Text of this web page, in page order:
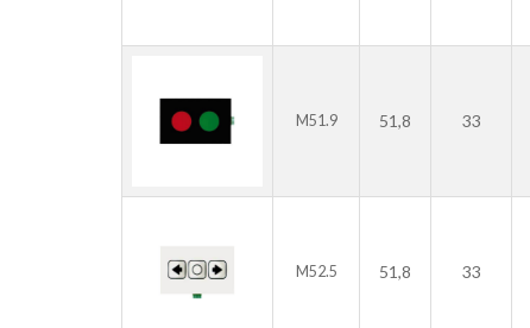
M51.9 51,8 33
M52.5 51,8 33